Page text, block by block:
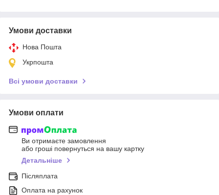
Умови доставки
Нова Пошта
Укрпошта
Всі умови доставки
Умови оплати
Ви отримаєте замовлення
або гроші повернуться на вашу картку
Детальніше
Післяплата
Оплата на рахунок